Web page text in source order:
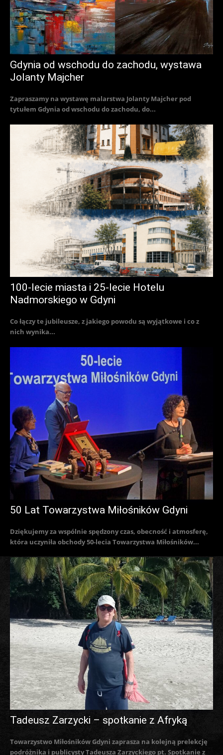
Gdynia od wschodu do zachodu, wystawa
Jolanty Majcher
Zapraszamy na wystawę malarstwa Jolanty Majcher pod
tytułem Gdynia od wschodu do zachodu, do...
100-lecie miasta i 25-lecie Hotelu
Nadmorskiego w Gdyni
Co łączy te jubileusze, z jakiego powodu są wyjątkowe i co z
nich wynika...
50 Lat Towarzystwa Miłośników Gdyni
Dziękujemy za wspólnie spędzony czas, obecność i atmosferę,
która uczyniła obchody 50-lecia Towarzystwa Miłośników...
Tadeusz Zarzycki – spotkanie z Afryką
Towarzystwo Miłośników Gdyni zaprasza na kolejną prelekcję
podróżnika i publicysty Tadeusza Zarzyckiego pt. Spotkanie z